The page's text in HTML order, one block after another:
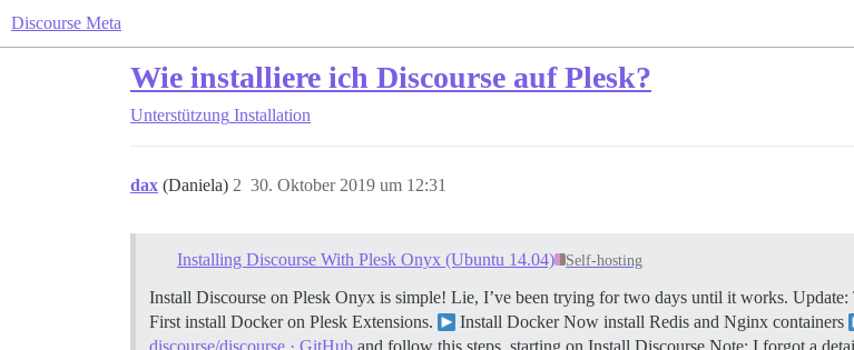
Discourse Meta
Wie installiere ich Discourse auf Plesk?
Unterstützung Installation
dax (Daniela) 30. Oktober 2019 um 12:31
2
Installing Discourse With Plesk Onyx (Ubuntu 14.04) Self-hosting
Install Discourse on Plesk Onyx is simple! Lie, I’ve been trying for two days until it works. Update:
First install Docker on Plesk Extensions.
Install Docker Now install Redis and Nginx containers
discourse/discourse · GitHub and follow this steps, starting on Install Discourse Note: I forgot a